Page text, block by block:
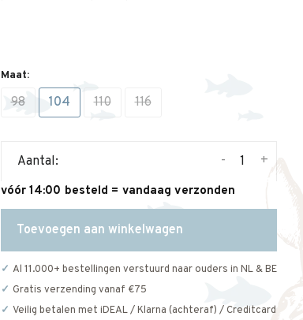
Maat:
98 104 110 116
Aantal: +
-
vóór 14:00 besteld = vandaag verzonden
Toevoegen aan winkelwagen
Al 11.000+ bestellingen verstuurd naar ouders in NL & BE
Gratis verzending vanaf €75
Veilig betalen met iDEAL / Klarna (achteraf) / Creditcard